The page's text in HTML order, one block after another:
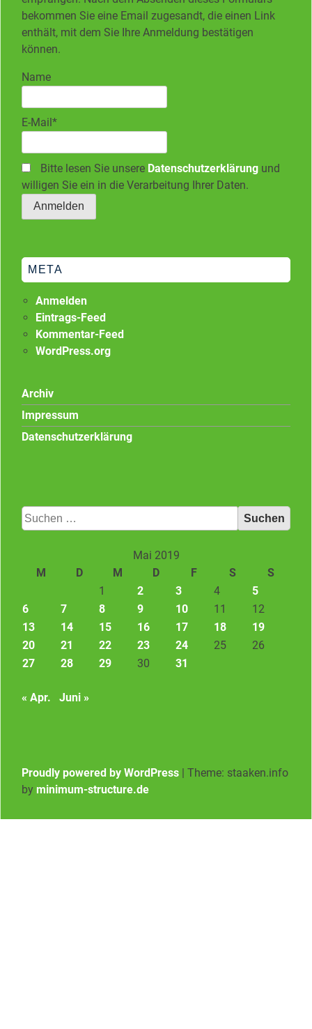
bekommen Sie eine Email zugesandt, die einen Link
enthält, mit dem Sie Ihre Anmeldung bestätigen
können.
Name
E-Mail*
Bitte lesen Sie unsere Datenschutzerklärung und
willigen Sie ein in die Verarbeitung Ihrer Daten.
META
Anmelden
Eintrags-Feed
Kommentar-Feed
WordPress.org
Archiv
Impressum
Datenschutzerklärung
Suchen
nach:
Mai 2019
M
D M D F S
S
1
2 3 4
5
6
7 8 9 10 11
12
13
14 15 16 17 18
19
20
21 22 23 24 25
26
27
28 29 30 31
« Apr. Juni »
Proudly powered by WordPress | Theme: staaken.info
by minimum-structure.de